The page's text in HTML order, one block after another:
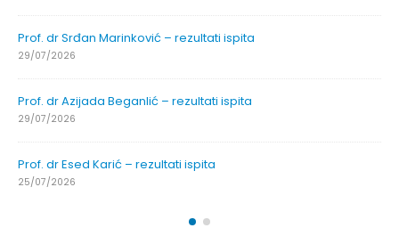
Prof. dr Srđan Marinković – rezultati ispita
29/07/2026
Prof. dr Azijada Beganlić – rezultati ispita
29/07/2026
Prof. dr Esed Karić – rezultati ispita
25/07/2026